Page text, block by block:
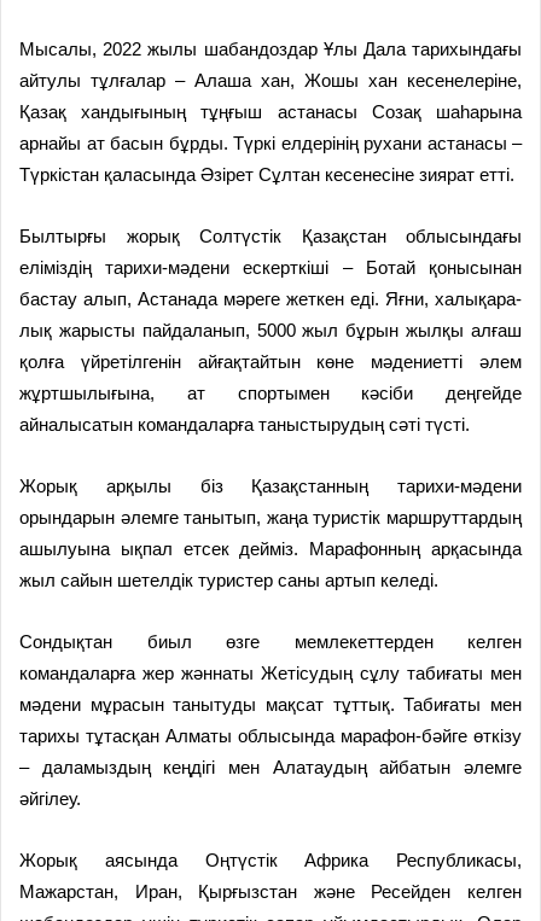
Мысалы, 2022 жылы шабандоз­дар Ұлы Дала тарихындағы
айтулы тұлғалар – Алаша хан, Жошы хан кесенелеріне,
Қазақ хандығының тұңғыш астанасы Созақ шаһарына
арнайы ат басын бұрды. Түркі е­л­дері­нің рухани астанасы –
Түркіс­тан қаласында Әзірет Сұлтан ке­се­несіне зиярат етті.
Былтырғы жорық Солтүстік Қа­зақстан облысындағы
еліміздің тарихи-мәдени ескерткіші – Ботай қонысынан
бастау алып, Астанада мәреге жеткен еді. Яғни, халықара­
лық жарысты пайдаланып, 5000 жыл бұрын жылқы алғаш
қолға үйретілгенін айғақтайтын көне мәдениетті әлем
жұртшылығына, ат спортымен кәсіби деңгейде
айналысатын командаларға таныс­тырудың сәті түсті.
Жорық арқылы біз Қазақстан­ның тарихи-мәдени
орындарын әлемге танытып, жаңа туристік маршруттардың
ашылуына ықпал етсек дейміз. Марафонның арқа­сын­да
жыл сайын шетелдік турис­тер саны артып келеді.
Сондықтан биыл өзге мемле­кет­терден келген
командаларға жер жәннаты Жетісудың сұлу та­биғаты мен
мәдени мұрасын таны­туды мақсат тұттық. Табиғаты мен
тарихы тұтасқан Алматы об­лыс­ында марафон-бәйге өткізу
– даламыздың кеңдігі мен Алатаудың айбатын әлемге
әйгілеу.
Жорық аясында Оңтүстік Аф­рика Республикасы,
Мажарстан, Иран, Қырғызстан және Ресейден келген